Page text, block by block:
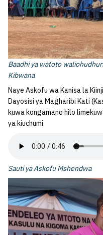
Baadhi ya watoto
Kibwana
Naye Askofu wa Kanisa la
Dayosisi ya Magharibi Kati
kuwa kongamano hilo
ya kiuchumi.
Sauti ya Askofu Mshendwa